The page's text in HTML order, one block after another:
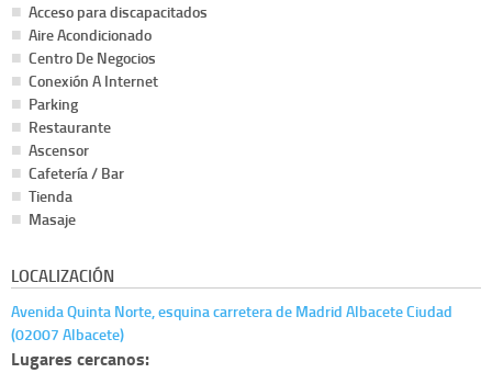
Acceso para discapacitados
Aire Acondicionado
Centro De Negocios
Conexión A Internet
Parking
Restaurante
Ascensor
Cafetería / Bar
Tienda
Masaje
LOCALIZACIÓN
Avenida Quinta Norte, esquina carretera de Madrid Albacete Ciudad
(02007 Albacete)
Lugares cercanos: